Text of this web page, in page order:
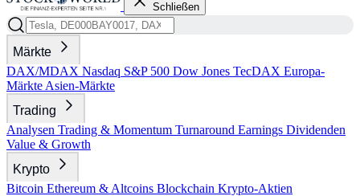
Schließen
Märkte
DAX/MDAX Nasdaq S&P 500 Dow Jones TecDAX Europa-
Märkte Asien-Märkte
Trading
Analysen Trading & Momentum Turnaround Earnings Dividenden
Value & Growth
Krypto
Bitcoin Ethereum & Altcoins Blockchain Krypto-Aktien